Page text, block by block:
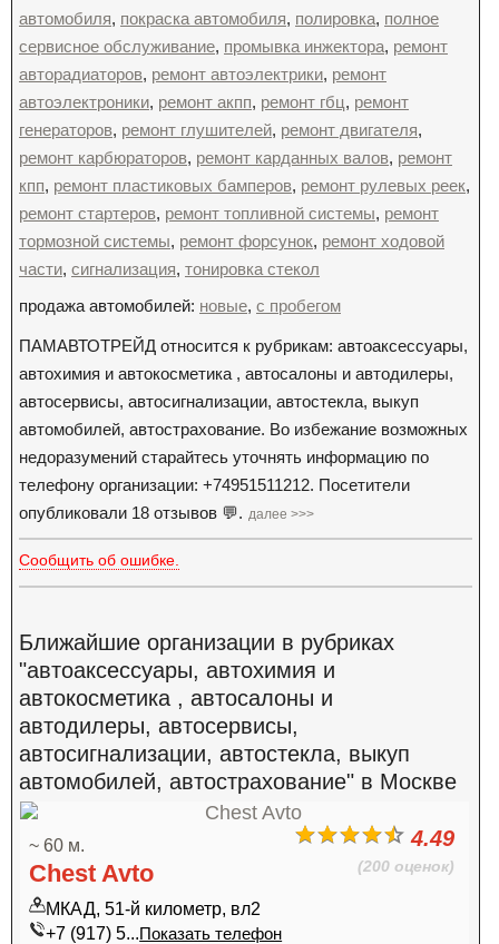
автомобиля, покраска автомобиля, полировка, полное
сервисное обслуживание, промывка инжектора, ремонт
авторадиаторов, ремонт автоэлектрики, ремонт
автоэлектроники, ремонт акпп, ремонт гбц, ремонт
генераторов, ремонт глушителей, ремонт двигателя,
ремонт карбюраторов, ремонт карданных валов, ремонт
кпп, ремонт пластиковых бамперов, ремонт рулевых реек,
ремонт стартеров, ремонт топливной системы, ремонт
тормозной системы, ремонт форсунок, ремонт ходовой
части, сигнализация, тонировка стекол
продажа автомобилей: новые, с пробегом
ПАМАВТОТРЕЙД относится к рубрикам: автоаксессуары,
автохимия и автокосметика , автосалоны и автодилеры,
автосервисы, автосигнализации, автостекла, выкуп
автомобилей, автострахование. Во избежание возможных
недоразумений старайтесь уточнять информацию по
телефону организации: +74951511212. Посетители
опубликовали 18 отзывов 💬. далее >>>
Сообщить об ошибке.
Ближайшие организации в рубриках
"автоаксессуары, автохимия и
автокосметика , автосалоны и
автодилеры, автосервисы,
автосигнализации, автостекла, выкуп
автомобилей, автострахование" в Москве
4.49
(200 оценок)
~ 60 м.
Chest Avto
МКАД, 51-й километр, вл2
+7 (917) 5...Показать телефон